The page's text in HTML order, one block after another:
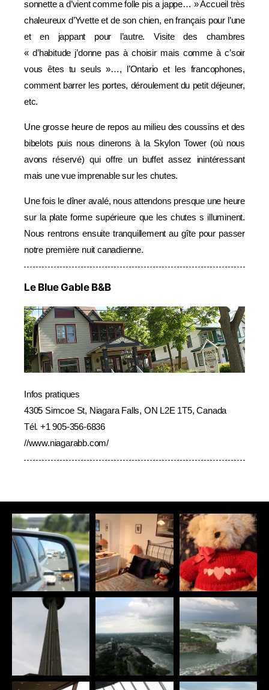
sonnette a d’vient comme folle pis a jappe… » Accueil très
chaleureux d’Yvette et de son chien, en français pour l’une
et en jappant pour l’autre. Visite des chambres
« d’habitude j’donne pas à choisir mais comme à c’soir
vous êtes tu seuls »…, l’Ontario et les francophones,
comment barrer les portes, déroulement du petit déjeuner,
etc.
Une grosse heure de repos au milieu des coussins et des
bibelots puis nous dinerons à la Skylon Tower (où nous
avons réservé) qui offre un buffet assez inintéressant
mais une vue imprenable sur les chutes.
Une fois le dîner avalé, nous attendons presque une heure
sur la plate forme supérieure que les chutes s illuminent.
Nous rentrons ensuite tranquillement au gîte pour passer
notre première nuit canadienne.
Le Blue Gable B&B
Infos pratiques
4305 Simcoe St, Niagara Falls, ON L2E 1T5, Canada
Tél. +1 905-356-6836
//www.niagarabb.com/